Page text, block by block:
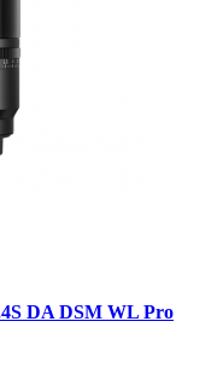
DA DSM WL Pro